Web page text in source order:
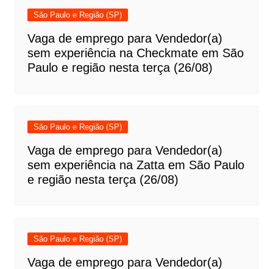
São Paulo e Região (SP)
Vaga de emprego para Vendedor(a)
sem experiência na Checkmate em São
Paulo e região nesta terça (26/08)
São Paulo e Região (SP)
Vaga de emprego para Vendedor(a)
sem experiência na Zatta em São Paulo
e região nesta terça (26/08)
São Paulo e Região (SP)
Vaga de emprego para Vendedor(a)